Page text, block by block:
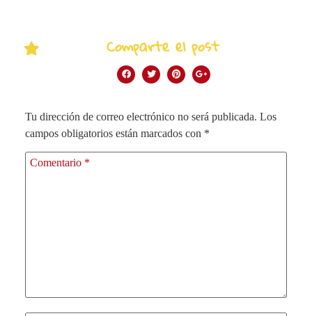
Comparte el post
Tu dirección de correo electrónico no será publicada. Los
campos obligatorios están marcados con *
Comentario *